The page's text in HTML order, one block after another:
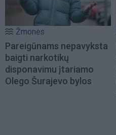
Žmonės
Pareigūnams nepavyksta
baigti narkotikų
disponavimu įtariamo
Olego Šurajevo bylos